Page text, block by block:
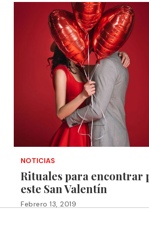
NOTICIAS
Rituales para encontrar
este San Valentín
Febrero 13, 2019